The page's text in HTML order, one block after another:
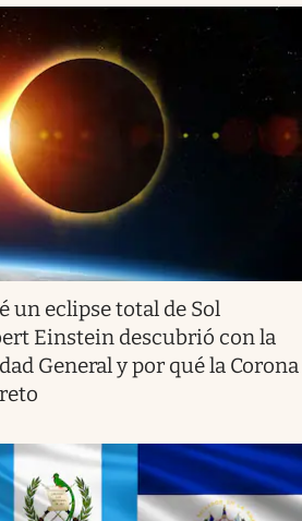
un eclipse total de Sol
Einstein descubrió con la
General y por qué la Corona